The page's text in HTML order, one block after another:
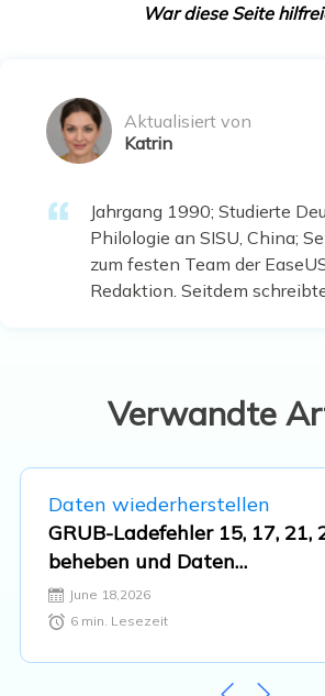
War diese Seite
Aktualisiert von
Katrin
Jahrgang 1990; Studierte
Philologie an SISU, China;
zum festen Team der
Redaktion. Seitdem schreibte sie
Verwandte
Daten wiederherstellen
GRUB-Ladefehler 15, 17, 21,
beheben und Daten
wiederherstellen
June 18,2026
6min. Lesezeit